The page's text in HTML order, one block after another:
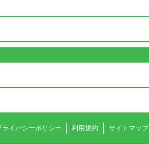
ライバシーポリシー 利用規約 サイトマップ